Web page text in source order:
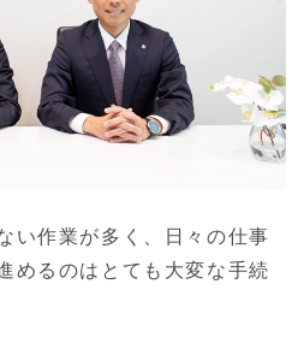
い作業が多く、日々の仕事
めるのはとても大変な手続